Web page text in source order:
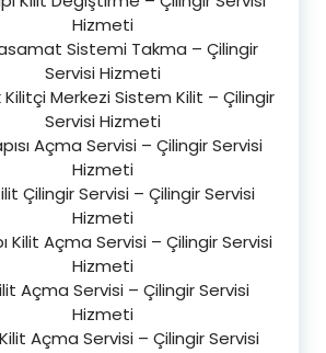
Hizmeti
Sistemi Takma – Çilingir
Servisi Hizmeti
Merkezi Sistem Kilit – Çilingir
Servisi Hizmeti
Açma Servisi – Çilingir Servisi
Hizmeti
Çilingir Servisi – Çilingir Servisi
Hizmeti
Kilit Açma Servisi – Çilingir Servisi
Hizmeti
Açma Servisi – Çilingir Servisi
Hizmeti
Açma Servisi – Çilingir Servisi